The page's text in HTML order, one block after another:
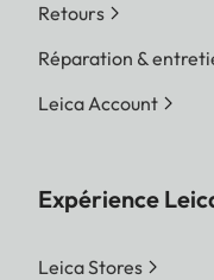
Retours
Réparation &
Leica Account
Expérience
Leica Stores